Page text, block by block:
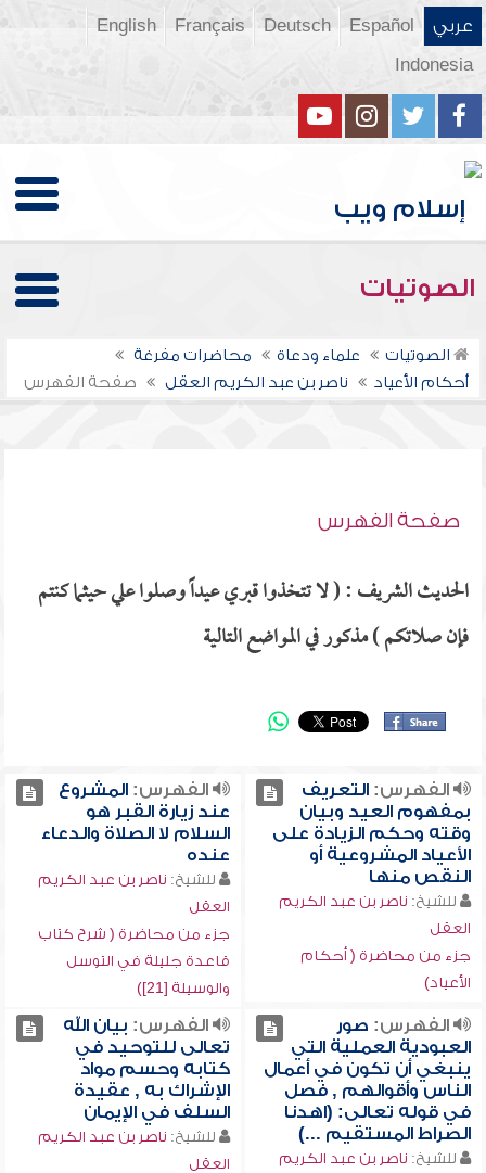
عربي Español
Deutsch
Français
English
Indonesia
الصوتيات
الصوتيات علماء ودعاة
محاضرات مفرغة
أحكام الأعياد
ناصر بن عبد الكريم العقل صفحة الفهرس
صفحة الفهرس
الحديث الشريف : ( لا تتخذوا قبري عيداً وصلوا علي حيثما كنتم
فإن صلاتكم ) مذكور في المواضع التالية
الفهرس:التعريف
بمفهوم العيد وبيان
وقته وحكم الزيادة على
الأعياد المشروعية أو
النقص منها
للشيخ: ناصر بن عبد الكريم
العقل
جزء من محاضرة ( أحكام
الأعياد)
الفهرس:المشروع
عند زيارة القبر هو
السلام لا الصلاة والدعاء
عنده
للشيخ: ناصر بن عبد الكريم
العقل
جزء من محاضرة ( شرح كتاب
قاعدة جليلة في التوسل
والوسيلة [21])
الفهرس: صور
العبودية العملية التي
ينبغي أن تكون في أعمال
الناس وأقوالهم , فصل
في قوله تعالى: (اهدنا
الصراط المستقيم ...)
للشيخ: ناصر بن عبد الكريم
الفهرس: بيان الله
تعالى للتوحيد في
كتابه وحسم مواد
الإشراك به , عقيدة
السلف في الإيمان
للشيخ: ناصر بن عبد الكريم
العقل